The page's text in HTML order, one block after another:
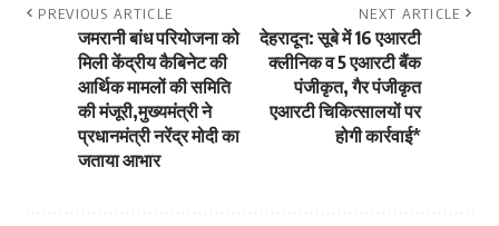
PREVIOUS ARTICLE
जमरानी बांध परियोजना को
मिली केंद्रीय कैबिनेट की
आर्थिक मामलों की समिति
की मंजूरी,मुख्यमंत्री ने
प्रधानमंत्री नरेंद्र मोदी का
जताया आभार
NEXT ARTICLE
देहरादून: सूबे में 16 एआरटी
क्लीनिक व 5 एआरटी बैंक
पंजीकृत, गैर पंजीकृत
एआरटी चिकित्सालयों पर
होगी कार्रवाई*